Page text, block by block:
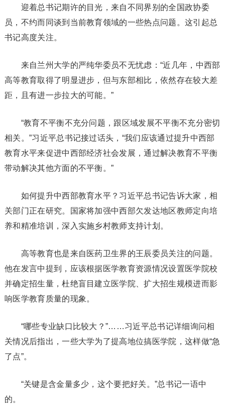
迎着总书记期许的目光，来自不同界别的全国政协委
员，不约而同谈到当前教育领域的一些热点问题。这引起总
书记高度关注。
来自兰州大学的严纯华委员不无忧虑：“近几年，中西部
高等教育取得了明显进步，但与东部相比，依然存在较大差
距，且有进一步拉大的可能。”
“教育不平衡不充分问题，跟区域发展不平衡不充分密切
相关。”习近平总书记接过话头，“我们应该通过提升中西部
教育水平来促进中西部经济社会发展，通过解决教育不平衡
带动解决其他方面的不平衡。”
如何提升中西部教育水平？习近平总书记告诉大家，相
关部门正在研究。国家将加强中西部欠发达地区教师定向培
养和精准培训，深入实施乡村教师支持计划。
高等教育也是来自医药卫生界的王辰委员关注的问题。
他在发言中提到，应该根据医学教育资源情况设置医学院校
并确定招生量，杜绝盲目建立医学院、扩大招生规模进而影
响医学教育质量的现象。
“哪些专业缺口比较大？”……习近平总书记详细询问相
关情况后指出，一些大学为了提高地位搞医学院，这样做“急
了点”。
“关键是含金量多少，这个要把好关。”总书记一语中
的。